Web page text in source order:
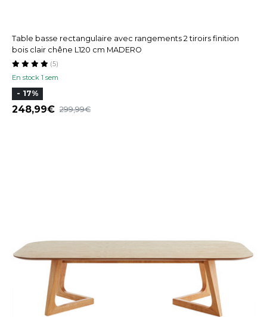
Table basse rectangulaire avec rangements 2 tiroirs finition
bois clair chêne L120 cm MADERO
En stock 1 sem
(5)
- 17%
248,99 299,99